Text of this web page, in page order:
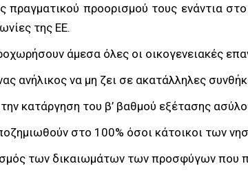
πραγματικού προορισμού τους ενάντια
της ΕΕ.
άμεσα όλες οι οικογενειακές
ανήλικος να μη ζει σε ακατάλληλες
κατάργηση του β’ βαθμού εξέτασης
στο 100% όσοι κάτοικοι των
των δικαιωμάτων των προσφύγων που